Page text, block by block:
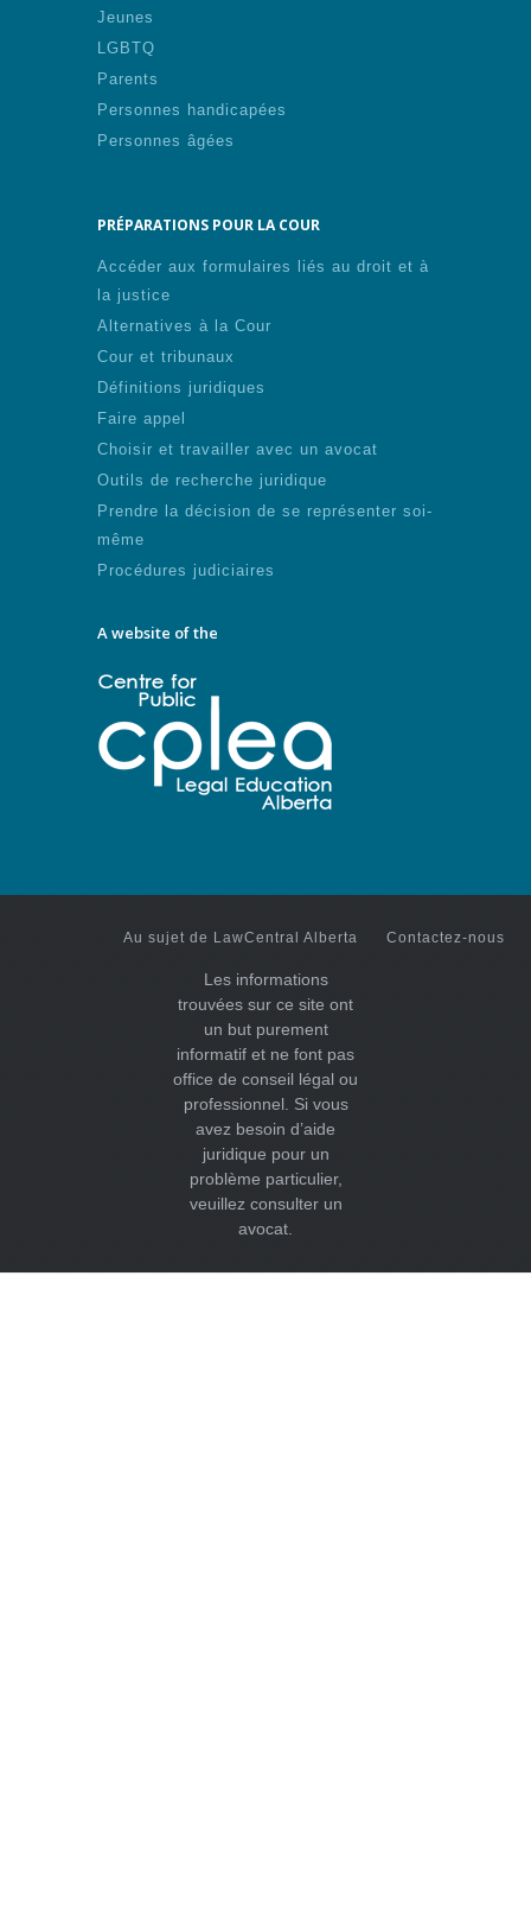
Jeunes
LGBTQ
Parents
Personnes handicapées
Personnes âgées
PRÉPARATIONS POUR LA COUR
Accéder aux formulaires liés au droit et à
la justice
Alternatives à la Cour
Cour et tribunaux
Définitions juridiques
Faire appel
Choisir et travailler avec un avocat
Outils de recherche juridique
Prendre la décision de se représenter soi-
même
Procédures judiciaires
A website of the
Au sujet de LawCentral Alberta Contactez-nous
Les informations
trouvées sur ce site ont
un but purement
informatif et ne font pas
office de conseil légal ou
professionnel. Si vous
avez besoin d’aide
juridique pour un
problème particulier,
veuillez consulter un
avocat.